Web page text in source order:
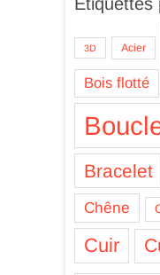
3D Acier
Bois flotté
Bracelet
Chêne
Cuir